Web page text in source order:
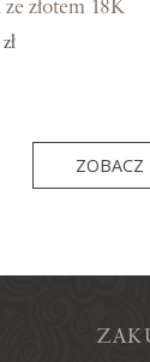
złotem 18K
ZOBACZ